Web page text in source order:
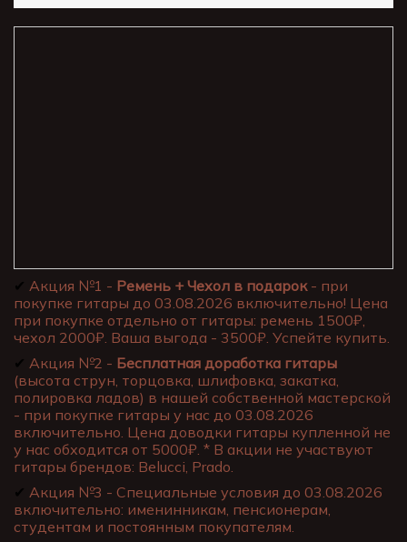
✔ Акция №1 - Ремень + Чехол в подарок- при
покупке гитары до 03.08.2026 включительно! Цена
при покупке отдельно от гитары: ремень 1500₽,
чехол 2000₽. Ваша выгода - 3500₽. Успейте купить.
✔ Акция №2 - Бесплатная доработка гитары
(высота струн, торцовка, шлифовка, закатка,
полировка ладов) в нашей собственной мастерской
- при покупке гитары у нас до 03.08.2026
включительно. Цена доводки гитары купленной не
у нас обходится от 5000₽. * В акции не участвуют
гитары брендов: Belucci, Prado.
✔ Акция №3 - Специальные условия до 03.08.2026
включительно: именинникам, пенсионерам,
студентам и постоянным покупателям.